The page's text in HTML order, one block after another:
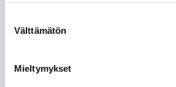
valinta
Välttämätön
Mieltymykset